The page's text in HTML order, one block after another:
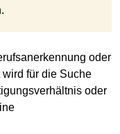
oder
für die Suche
oder